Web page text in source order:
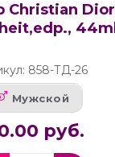
Christian Dior
44ml
858-ТД-26
Мужской
руб.